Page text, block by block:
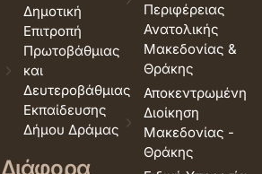
Δημοτική
Επιτροπή
Πρωτοβάθμιας
και
Δευτεροβάθμιας
Εκπαίδευσης
Δήμου Δράμας
Διάφορα
Περιφέρειας
Ανατολικής
Μακεδονίας &
Θράκης
Αποκεντρωμένη
Διοίκηση
Μακεδονίας -
Θράκης